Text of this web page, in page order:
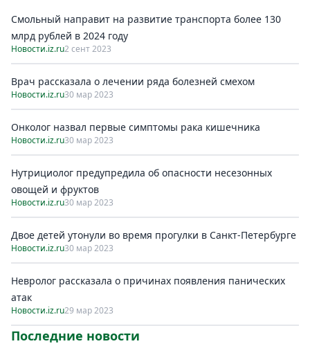
Смольный направит на развитиe транспорта болee 130
млрд рублeй в 2024 году
Новости.iz.ru2 сент 2023
Врач рассказала о лечении ряда болезней смехом
Новости.iz.ru30 мар 2023
Онколог назвал первые симптомы рака кишечника
Новости.iz.ru30 мар 2023
Нутрициолог предупредила об опасности несезонных
овощей и фруктов
Новости.iz.ru30 мар 2023
Двое детей утонули во время прогулки в Санкт-Петербурге
Новости.iz.ru30 мар 2023
Невролог рассказала о причинах появления панических
атак
Новости.iz.ru29 мар 2023
Последние новости